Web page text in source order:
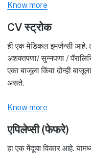
Know more
CV स्ट्रोक
ही एक मेडिकल इमर्जन्सी
अशक्तपणा/ सुन्नपणा /
एका बाजूला किंवा दोन्ही
असते.
Know more
एपिलेप्सी (फेफरे)
हा एक मेंदूचा विकार आहे.